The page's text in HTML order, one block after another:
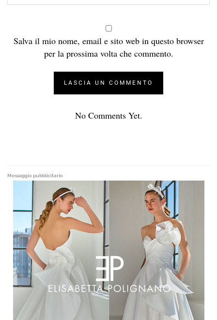
Salva il mio nome, email e sito web in questo browser
per la prossima volta che commento.
No Comments Yet.
Messaggio pubblicitario